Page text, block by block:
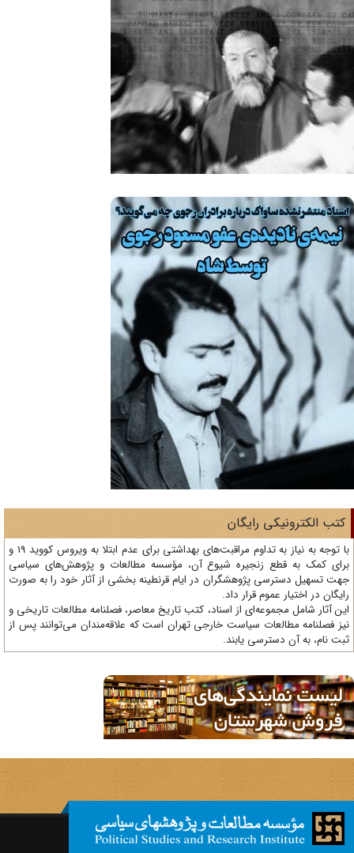
الکترونیکی رایگان
با توجه به نیاز به تداوم مراقبت‌های بهداشتی برای عدم ابتلا به ویروس کووید 19 و
کمک به قطع زنجیره شیوع آن، مؤسسه مطالعات و پژوهش‌های سیاسی
تسهیل دسترسی پژوهشگران در ایام قرنطینه بخشی از آثار خود را به صورت
در اختیار عموم قرار داد.
آثار شامل مجموعه‌ای از اسناد، کتب تاریخ معاصر، فصلنامه‌ مطالعات تاریخی و
فصلنامه مطالعات سیاست خارجی تهران است که علاقه‌مندان می‌توانند پس از
نام، به آن دسترسی یابند.